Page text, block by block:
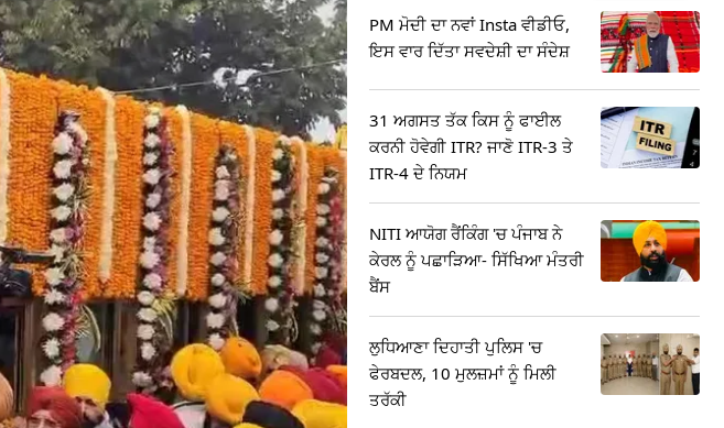
PM ਮੋਦੀ ਦਾ ਨਵਾਂ Insta ਵੀਡੀਓ,
ਇਸ ਵਾਰ ਦਿੱਤਾ ਸਵਦੇਸ਼ੀ ਦਾ ਸੰਦੇਸ਼
31 ਅਗਸਤ ਤੱਕ ਕਿਸ ਨੂੰ ਫਾਈਲ
ਕਰਨੀ ਹੋਵੇਗੀ ITR? ਜਾਣੋ ITR-3 ਤੇ
ITR-4 ਦੇ ਨਿਯਮ
NITI ਆਯੋਗ ਰੈਂਕਿੰਗ 'ਚ ਪੰਜਾਬ ਨੇ
ਕੇਰਲ ਨੂੰ ਪਛਾੜਿਆ- ਸਿੱਖਿਆ ਮੰਤਰੀ
ਬੈਂਸ
ਲੁਧਿਆਣਾ ਦਿਹਾਤੀ ਪੁਲਿਸ 'ਚ
ਫੇਰਬਦਲ, 10 ਮੁਲਜ਼ਮਾਂ ਨੂੰ ਮਿਲੀ
ਤਰੱਕੀ